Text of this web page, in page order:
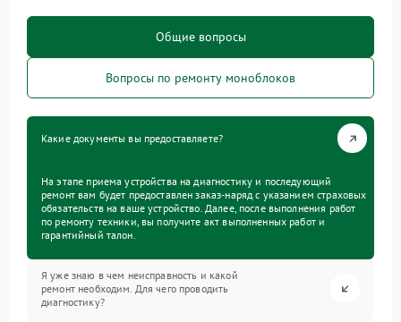
Общие вопросы
Вопросы по ремонту моноблоков
Какие документы вы предоставляете?
На этапе приема устройства на диагностику и последующий
ремонт вам будет предоставлен заказ-наряд с указанием страховых
обязательств на ваше устройство. Далее, после выполнения работ
по ремонту техники, вы получите акт выполненных работ и
гарантийный талон.
Я уже знаю в чем неисправность и какой
ремонт необходим. Для чего проводить
диагностику?